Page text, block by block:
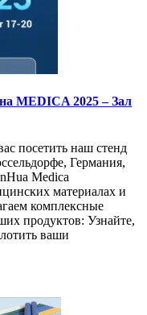
MEDICA 2025 – Зал
посетить наш стенд
Германия,
Medica
материалах и
комплексные
продуктов: Узнайте,
ваши